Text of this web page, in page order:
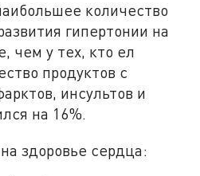
количество
гипертонии на
чем у тех, кто ел
продуктов с
инсультов и
на 16%.
здоровье сердца: